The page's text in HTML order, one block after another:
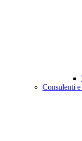
Consulenti